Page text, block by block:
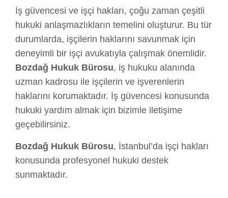
İş güvencesi ve işçi hakları, çoğu zaman çeşitli
hukuki anlaşmazlıkların temelini oluşturur. Bu tür
durumlarda, işçilerin haklarını savunmak için
deneyimli bir işçi avukatıyla çalışmak önemlidir.
Bozdağ Hukuk Bürosu, iş hukuku alanında
uzman kadrosu ile işçilerin ve işverenlerin
haklarını korumaktadır. İş güvencesi konusunda
hukuki yardım almak için bizimle iletişime
geçebilirsiniz.
Bozdağ Hukuk Bürosu, İstanbul’da işçi hakları
konusunda profesyonel hukuki destek
sunmaktadır.